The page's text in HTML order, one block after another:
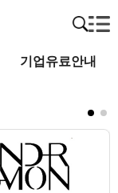
기업유료안내